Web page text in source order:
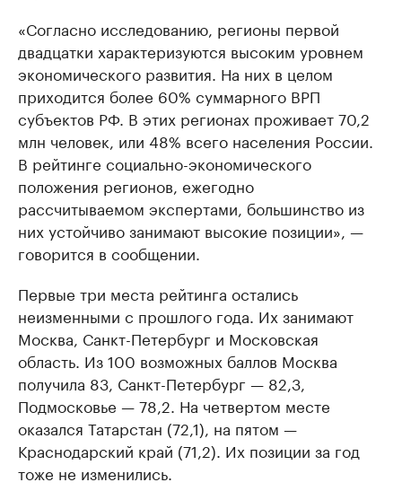
«Согласно исследованию, регионы первой
двадцатки характеризуются высоким уровнем
экономического развития. На них в целом
приходится более 60% суммарного ВРП
субъектов РФ. В этих регионах проживает 70,2
млн человек, или 48% всего населения России.
В рейтинге социально-экономического
положения регионов, ежегодно
рассчитываемом экспертами, большинство из
них устойчиво занимают высокие позиции», —
говорится в сообщении.
Первые три места рейтинга остались
неизменными с прошлого года. Их занимают
Москва, Санкт-Петербург и Московская
область. Из 100 возможных баллов Москва
получила 83, Санкт-Петербург — 82,3,
Подмосковье — 78,2. На четвертом месте
оказался Татарстан (72,1), на пятом —
Краснодарский край (71,2). Их позиции за год
тоже не изменились.